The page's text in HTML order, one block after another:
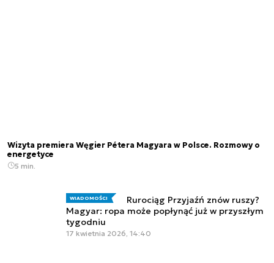
Wizyta premiera Węgier Pétera Magyara w Polsce. Rozmowy o
energetyce
5 min.
WIADOMOŚCI
Rurociąg Przyjaźń znów ruszy?
Magyar: ropa może popłynąć już w przyszłym
tygodniu
17 kwietnia 2026, 14:40